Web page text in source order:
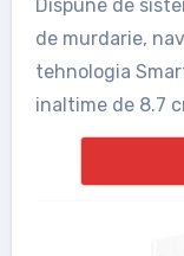
Dispune de
de murdarie,
tehnologia
inaltime de 8.7